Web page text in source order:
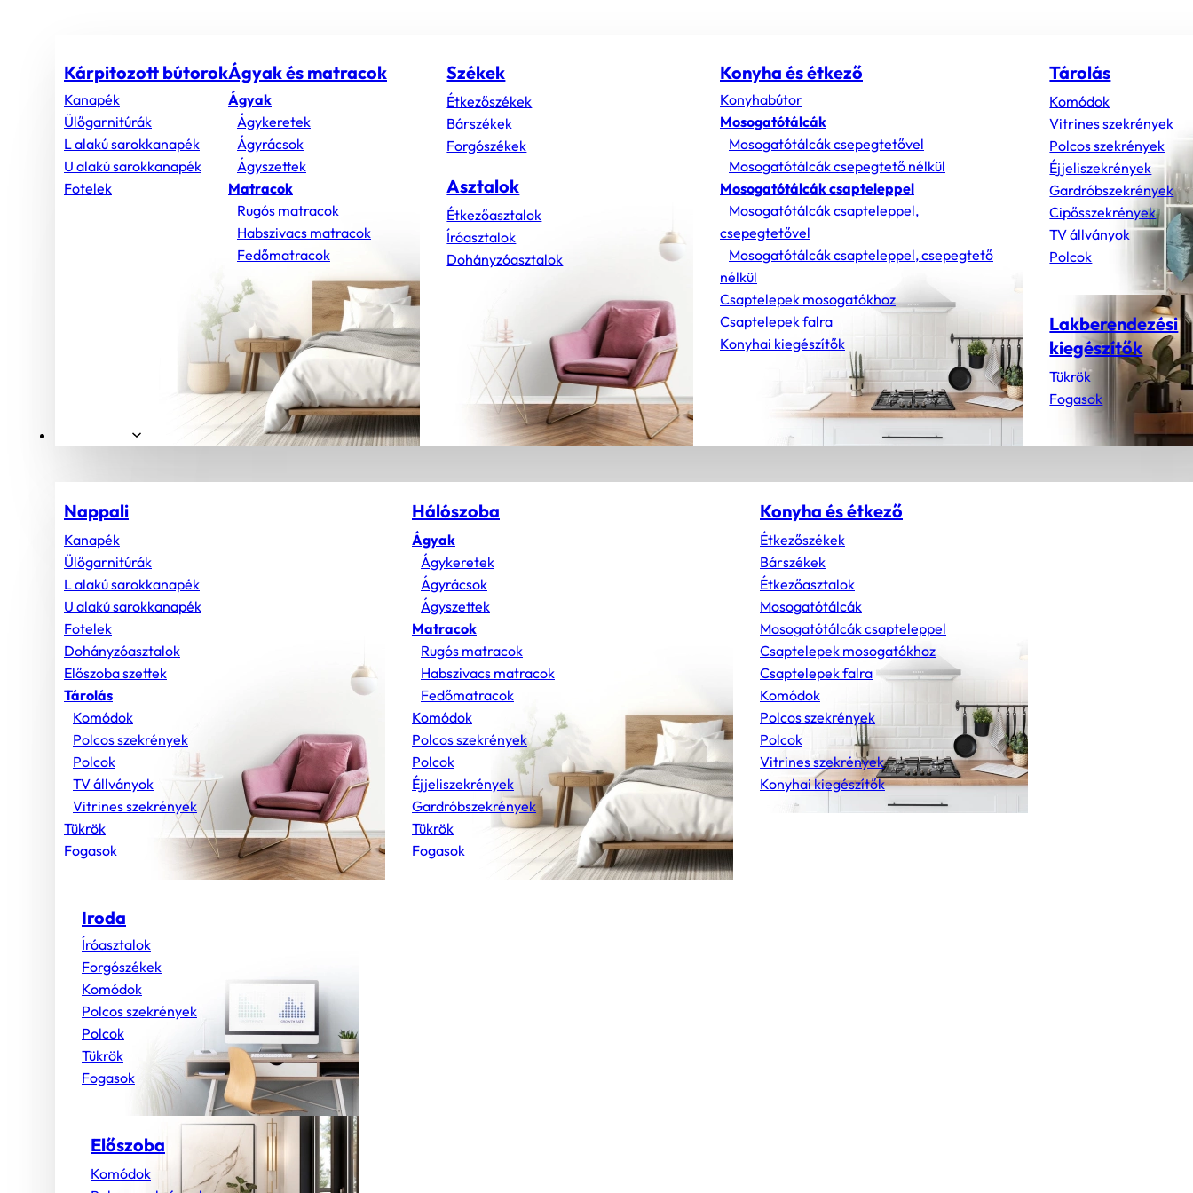
Kárpitozott bútorok
Kanapék
Ülőgarnitúrák
L alakú sarokkanapék
U alakú sarokkanapék
Fotelek
Ágyak és matracok
Ágyak
Ágykeretek
Ágyrácsok
Ágyszettek
Matracok
Rugós matracok
Habszivacs matracok
Fedőmatracok
Székek
Étkezőszékek
Bárszékek
Forgószékek
Asztalok
Étkezőasztalok
Íróasztalok
Dohányzóasztalok
Konyha és étkező
Konyhabútor
Mosogatótálcák
Mosogatótálcák csepegtetővel
Mosogatótálcák csepegtető nélkül
Mosogatótálcák csapteleppel
Mosogatótálcák csapteleppel,
csepegtetővel
Mosogatótálcák csapteleppel, csepegtető
nélkül
Csaptelepek mosogatókhoz
Csaptelepek falra
Konyhai kiegészítők
Tárolás
Komódok
Vitrines szekrények
Polcos szekrények
Éjjeliszekrények
Gardróbszekrények
Cipősszekrények
TV állványok
Polcok
Lakberendezési
kiegészítők
Tükrök
Fogasok
Nappali
Kanapék
Ülőgarnitúrák
L alakú sarokkanapék
U alakú sarokkanapék
Fotelek
Dohányzóasztalok
Előszoba szettek
Tárolás
Komódok
Polcos szekrények
Polcok
TV állványok
Vitrines szekrények
Tükrök
Fogasok
Hálószoba
Ágyak
Ágykeretek
Ágyrácsok
Ágyszettek
Matracok
Rugós matracok
Habszivacs matracok
Fedőmatracok
Komódok
Polcos szekrények
Polcok
Éjjeliszekrények
Gardróbszekrények
Tükrök
Fogasok
Konyha és étkező
Étkezőszékek
Bárszékek
Étkezőasztalok
Mosogatótálcák
Mosogatótálcák csapteleppel
Csaptelepek mosogatókhoz
Csaptelepek falra
Komódok
Polcos szekrények
Polcok
Vitrines szekrények
Konyhai kiegészítők
Iroda
Íróasztalok
Forgószékek
Komódok
Polcos szekrények
Polcok
Tükrök
Fogasok
Előszoba
Komódok